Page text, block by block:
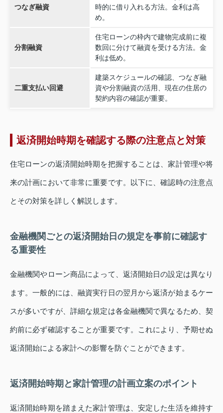
つなぎ融資
時的に借り入れる方法。金利は高
め。
分割融資
住宅ローンの枠内で建物完成前に複
数回に分けて融資を受ける方法。金
利は低め。
二重支払い回避
建築スケジュールの確認、つなぎ融
資や分割融資の活用、現在の住居の
契約内容の確認が重要。
返済開始時期を確認する際の注意点と対策
住宅ローンの返済開始時期を把握することは、家計管理や将
来の計画において非常に重要です。以下に、確認時の注意点
とその対策を詳しく解説します。
金融機関ごとの返済開始日の規定を事前に確認す
る重要性
金融機関やローン商品によって、返済開始日の設定は異なり
ます。一般的には、融資実行日の翌月から返済が始まるケー
スが多いですが、詳細な規定は各金融機関で異なるため、契
約前に必ず確認することが重要です。これにより、予期せぬ
返済開始による家計への影響を防ぐことができます。
返済開始時期と家計管理の計画立案のポイント
返済開始時期を踏まえた家計管理は、安定した生活を維持す